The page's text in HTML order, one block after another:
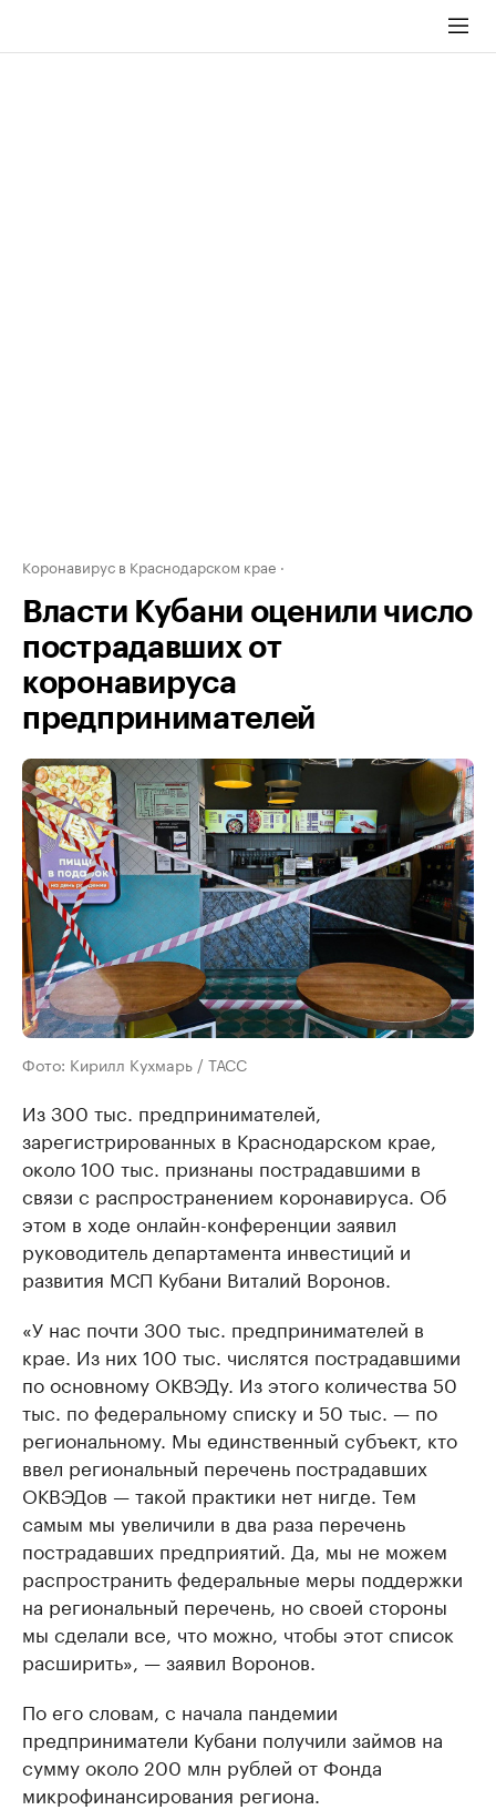
Коронавирус в Краснодарском крае
Власти Кубани оценили число
пострадавших от
коронавируса
предпринимателей
Фото: Кирилл Кухмарь / ТАСС
Из 300 тыс. предпринимателей,
зарегистрированных в Краснодарском крае,
около 100 тыс. признаны пострадавшими в
связи с распространением коронавируса. Об
этом в ходе онлайн-конференции заявил
руководитель департамента инвестиций и
развития МСП Кубани Виталий Воронов.
«У нас почти 300 тыс. предпринимателей в
крае. Из них 100 тыс. числятся пострадавшими
по основному ОКВЭДу. Из этого количества 50
тыс. по федеральному списку и 50 тыс. — по
региональному. Мы единственный субъект, кто
ввел региональный перечень пострадавших
ОКВЭДов — такой практики нет нигде. Тем
самым мы увеличили в два раза перечень
пострадавших предприятий. Да, мы не можем
распространить федеральные меры поддержки
на региональный перечень, но своей стороны
мы сделали все, что можно, чтобы этот список
расширить», — заявил Воронов.
По его словам, с начала пандемии
предприниматели Кубани получили займов на
сумму около 200 млн рублей от Фонда
микрофинансирования региона.